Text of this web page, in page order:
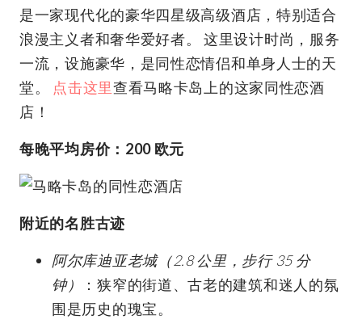
是一家现代化的豪华四星级高级酒店，特别适合
浪漫主义者和奢华爱好者。 这里设计时尚，服务
一流，设施豪华，是同性恋情侣和单身人士的天
堂。 点击这里查看马略卡岛上的这家同性恋酒
店！
每晚平均房价：200 欧元
附近的名胜古迹
阿尔库迪亚老城（2.8 公里，步行 35 分
钟）
：狭窄的街道、古老的建筑和迷人的氛
围是历史的瑰宝。